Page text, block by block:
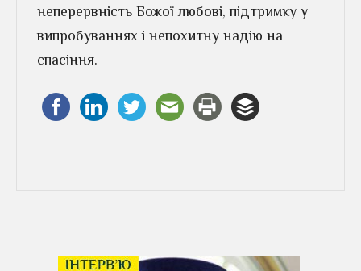
неперервність Божої любові, підтримку у
випробуваннях і непохитну надію на
спасіння.